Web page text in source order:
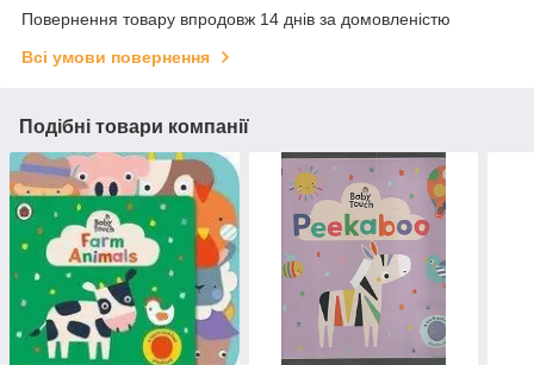
Повернення товару впродовж 14 днів за домовленістю
Всі умови повернення
Подібні товари компанії